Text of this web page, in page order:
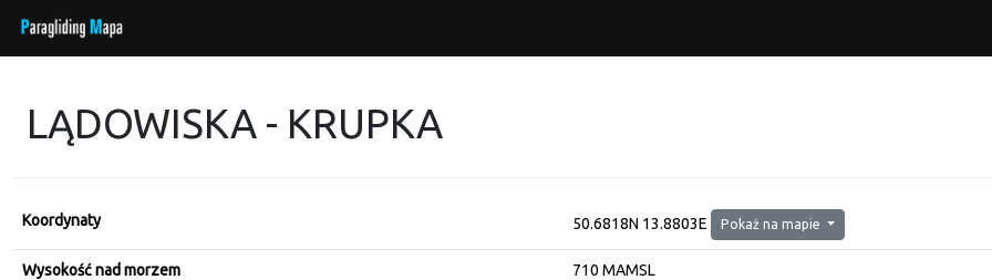
LĄDOWISKA - KRUPKA
Koordynaty 50.6818N 13.8803E Pokaż na mapie
Wysokość nad morzem 710 MAMSL